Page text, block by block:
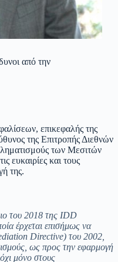
από την
επικεφαλής της
της Επιτροπής Διεθνών
των Μεσιτών
ευκαιρίες και τους
της.
του 2018 της IDD
έρχεται επισήμως να
Directive) του 2002,
ως προς την εφαρμογή
μόνο στους